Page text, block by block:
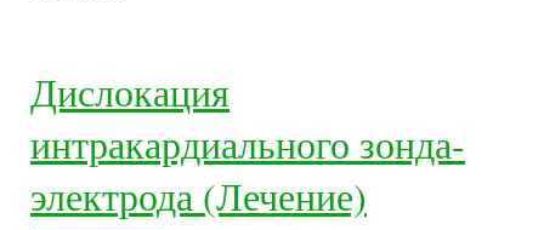
Дислокация
интракардиального зонда-
электрода (Лечение)